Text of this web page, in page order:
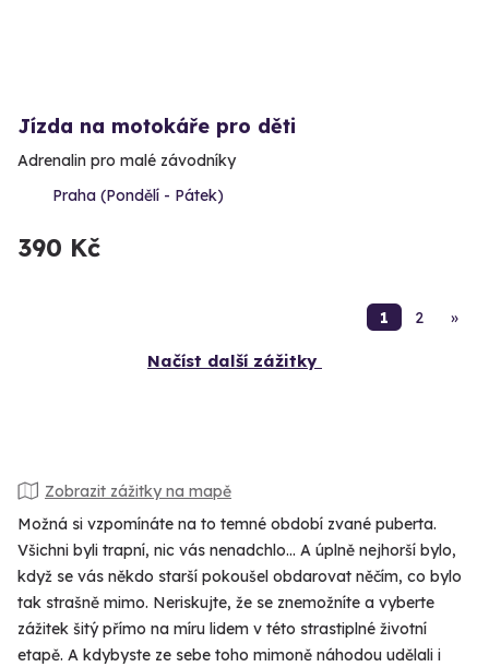
Jízda na motokáře pro děti
Adrenalin pro malé závodníky
Praha (Pondělí - Pátek)
390 Kč
1 2 »
Načíst další zážitky
Zobrazit zážitky na mapě
Možná si vzpomínáte na to temné období zvané puberta.
Všichni byli trapní, nic vás nenadchlo... A úplně nejhorší bylo,
když se vás někdo starší pokoušel obdarovat něčím, co bylo
tak strašně mimo. Neriskujte, že se znemožníte a vyberte
zážitek šitý přímo na míru lidem v této strastiplné životní
etapě. A kdybyste ze sebe toho mimoně náhodou udělali i